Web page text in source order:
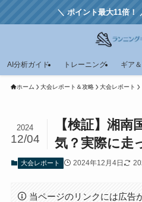
＼ ポイント最大11倍！
AI分析ガイド トレーニング ギア
ホーム 大会レポート＆攻略 大会レポート
【検証】湘
気？実際に走
2024
12/04
大会レポート 2024年12月4日
当ページのリンクには広告